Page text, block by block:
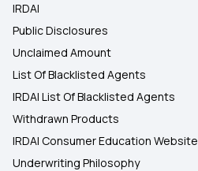
IRDAI
Public Disclosures
Unclaimed Amount
List Of Blacklisted Agents
IRDAI List Of Blacklisted Agents
Withdrawn Products
IRDAI Consumer Education Website
Underwriting Philosophy